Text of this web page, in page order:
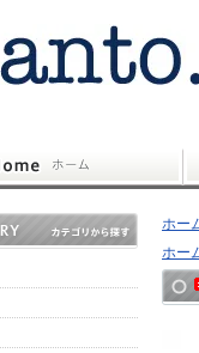
ホー
ホー